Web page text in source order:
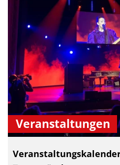
Veranstaltungen